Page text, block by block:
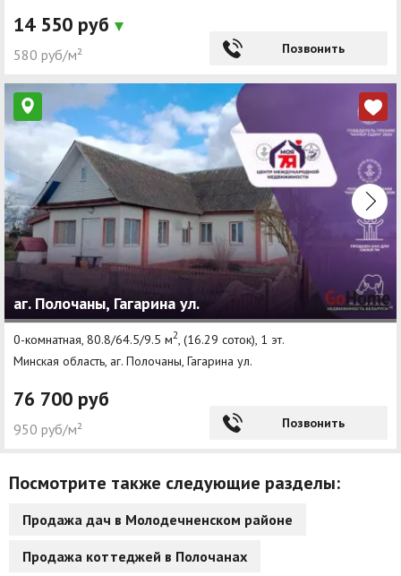
Ремонт квартир
Грузовое такси
Способы оплаты
Реклама на сайте
14 550 руб
580 руб/м² Позвонить
аг. Полочаны, Гагарина ул.
0-комнатная, 80.8/64.5/9.5 м2, (16.29 соток), 1 эт.
Минская область, аг. Полочаны, Гагарина ул.
76 700 руб
950 руб/м² Позвонить
Посмотрите также следующие разделы:
Продажа дач в Молодечненском районе
Продажа коттеджей в Полочанах